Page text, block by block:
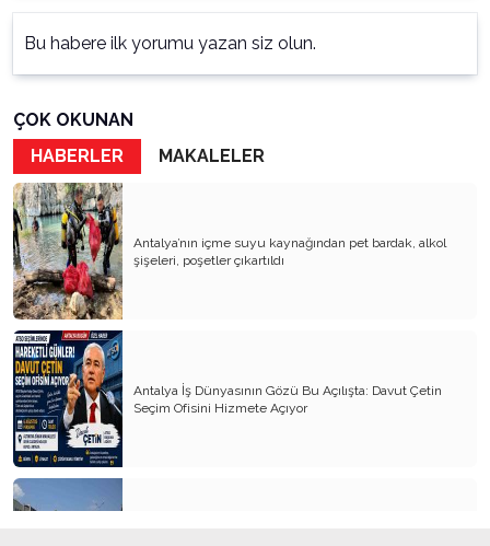
Bu habere ilk yorumu yazan siz olun.
ÇOK OKUNAN
HABERLER
MAKALELER
Antalya’nın içme suyu kaynağından pet bardak, alkol
şişeleri, poşetler çıkartıldı
Antalya İş Dünyasının Gözü Bu Açılışta: Davut Çetin
Seçim Ofisini Hizmete Açıyor